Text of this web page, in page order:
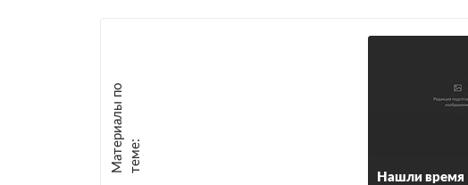
М
а
т е
р
и
а
л
ы
п
о
т
е
м
е :
Нашли время